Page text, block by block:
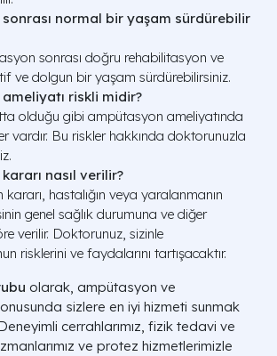
normal bir yaşam sürdürebilir
sonrası doğru rehabilitasyon ve
ve dolgun bir yaşam sürdürebilirsiniz.
riskli midir?
olduğu gibi ampütasyon ameliyatında
vardır. Bu riskler hakkında doktorunuzla
nasıl verilir?
hastalığın veya yaralanmanın
genel sağlık durumuna ve diğer
verilir. Doktorunuz, sizinle
risklerini ve faydalarını tartışacaktır.
olarak, ampütasyon ve
sizlere en iyi hizmeti sunmak
cerrahlarımız, fizik tedavi ve
ve protez hizmetlerimizle